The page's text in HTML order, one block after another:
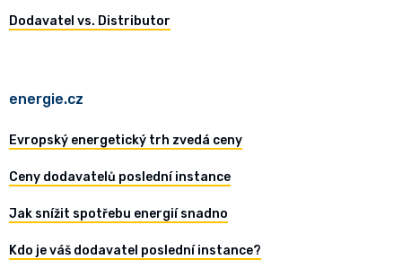
Dodavatel vs. Distributor
energie.cz
Evropský energetický trh zvedá ceny
Ceny dodavatelů poslední instance
Jak snížit spotřebu energií snadno
Kdo je váš dodavatel poslední instance?